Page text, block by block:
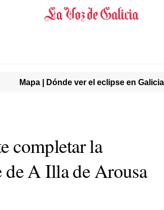
Mapa | Dónde ver el eclipse en Galicia
completar la
de A Illa de Arousa